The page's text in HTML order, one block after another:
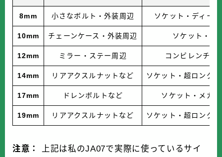
8mm 小さなボルト・外装周辺 ソケット・ディー
10mm チェーンケース・外装周辺 ソケット・レ
12mm ミラー・ステー周辺 コンビレンチ・
14mm リアアクスルナットなど ソケット・超ロング
17mm ドレンボルトなど ソケット・メガ
19mm リアアクスルナットなど ソケット・超ロング
注意：
上記は私のJA07で実際に使っているサイ